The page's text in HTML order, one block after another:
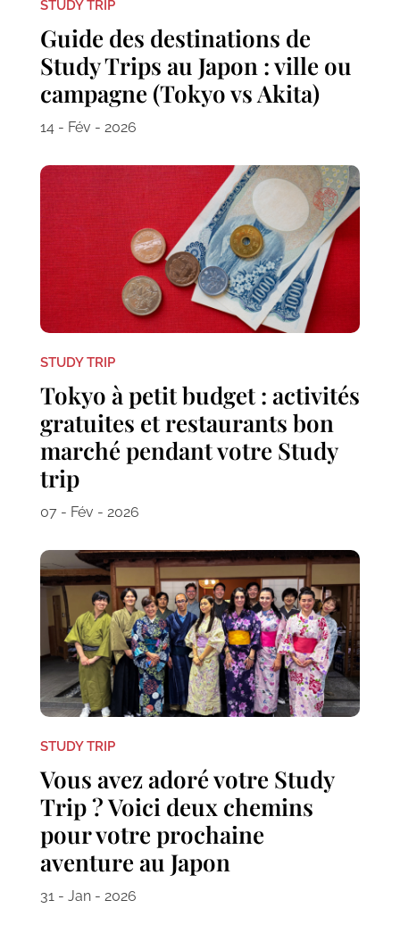
STUDY TRIP
Guide des destinations de
Study Trips au Japon : ville ou
campagne (Tokyo vs Akita)
14 - Fév - 2026
STUDY TRIP
Tokyo à petit budget : activités
gratuites et restaurants bon
marché pendant votre Study
trip
07 - Fév - 2026
STUDY TRIP
Vous avez adoré votre Study
Trip ? Voici deux chemins
pour votre prochaine
aventure au Japon
31 - Jan - 2026